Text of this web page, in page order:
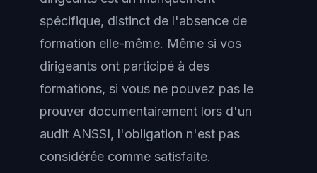
spécifique, distinct de l'absence de
formation elle-même. Même si vos
dirigeants ont participé à des
formations, si vous ne pouvez pas le
prouver documentairement lors d'un
audit ANSSI, l'obligation n'est pas
considérée comme satisfaite.